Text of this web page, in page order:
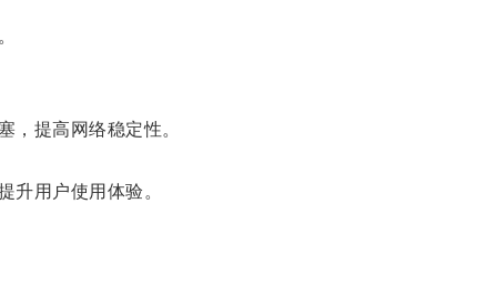
提高网络稳定性。
用户使用体验。